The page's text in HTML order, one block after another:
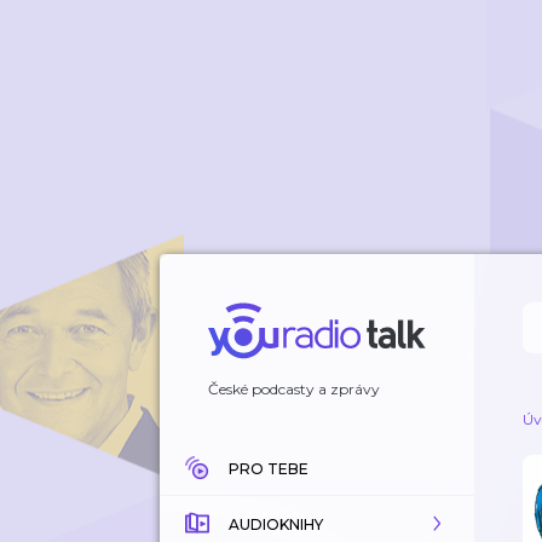
České podcasty a zprávy
PRO TEBE
AUDIOKNIHY